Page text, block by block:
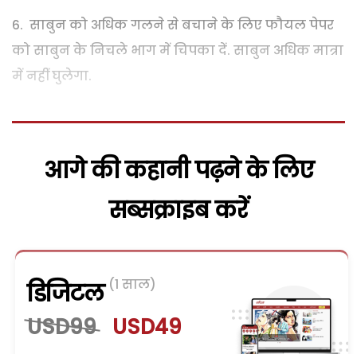
साबुन को अधिक गलने से बचाने के लिए फौयल पेपर
को साबुन के निचले भाग में चिपका दें. साबुन अधिक मात्रा
में नहीं घुलेगा.
आगे की कहानी पढ़ने के लिए
सब्सक्राइब करें
डिजिटल (1 साल)
USD99 USD49